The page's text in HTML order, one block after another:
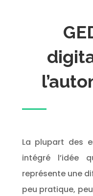
La plupart des
intégré l’idée
représente une
peu pratique,